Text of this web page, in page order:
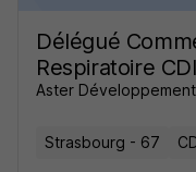
Délégué
Respiratoire
Aster Développement
Strasbourg - 67